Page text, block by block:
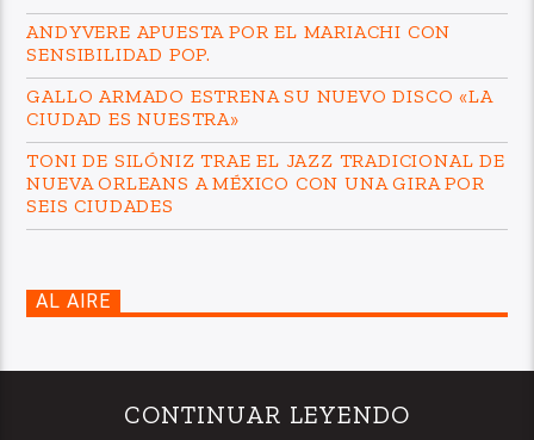
ANDYVERE APUESTA POR EL MARIACHI CON
SENSIBILIDAD POP.
GALLO ARMADO ESTRENA SU NUEVO DISCO «LA
CIUDAD ES NUESTRA»
TONI DE SILÓNIZ TRAE EL JAZZ TRADICIONAL DE
NUEVA ORLEANS A MÉXICO CON UNA GIRA POR
SEIS CIUDADES
AL AIRE
CONTINUAR LEYENDO